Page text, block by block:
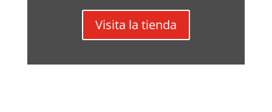
Visita la tienda